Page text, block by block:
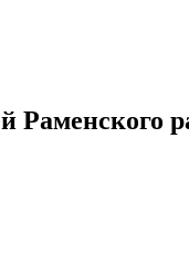
Раменского